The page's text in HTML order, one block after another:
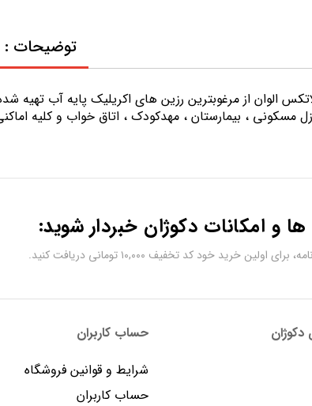
توضیحات :
الوان از مرغوبترين رزين هاي اكريليك پايه آب
و امکانات دکوژان خبردار شوید:
اولین خرید خود کد تخفیف ۱۰,۰۰۰ تومانی دریافت کنید.
دکوژان
حساب کاربران
شرایط و قوانین فروشگاه
حساب کاربران